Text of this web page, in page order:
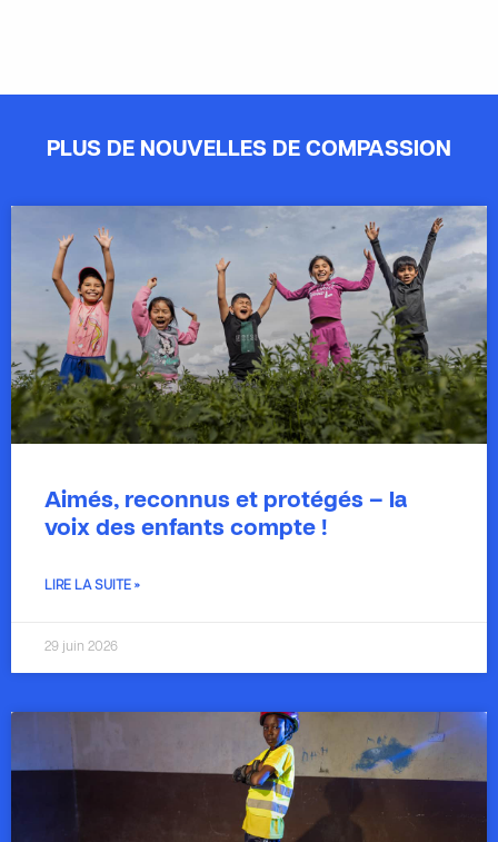
PLUS DE NOUVELLES DE COMPASSION
Aimés, reconnus et protégés – la
voix des enfants compte !
LIRE LA SUITE »
29 juin 2026